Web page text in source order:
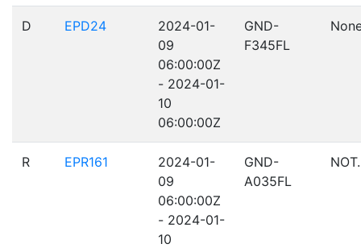
D EPD24
2024-01-
09
06:00:00Z
- 2024-01-
10
06:00:00Z
GND-
F345FL
R EPR161
2024-01-
09
06:00:00Z
- 2024-01-
10
GND-
A035FL